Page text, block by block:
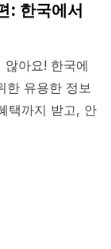
: 한국에서
아요! 한국에
한 유용한 정보
택까지 받고, 안